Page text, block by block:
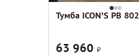
Тумба ICON’S РВ 802
63 960Р